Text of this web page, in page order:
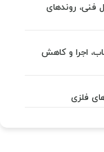
فنی، روندهای
اجرا و کاهش
فلزی